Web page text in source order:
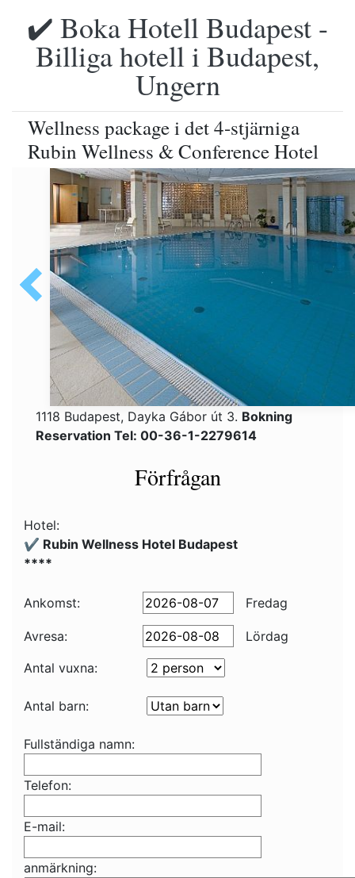
✔️ Boka Hotell Budapest -
Billiga hotell i Budapest,
Ungern
Wellness package i det 4-stjärniga
Rubin Wellness & Conference Hotel
1118 Budapest, Dayka Gábor út 3. Bokning
Reservation Tel: 00-36-1-2279614
Förfrågan
Hotel:
✔️ Rubin Wellness Hotel Budapest
****
Ankomst: Fredag
Avresa:
Lördag
Antal vuxna:
Antal barn:
Fullständiga namn:
Telefon:
E-mail:
anmärkning: